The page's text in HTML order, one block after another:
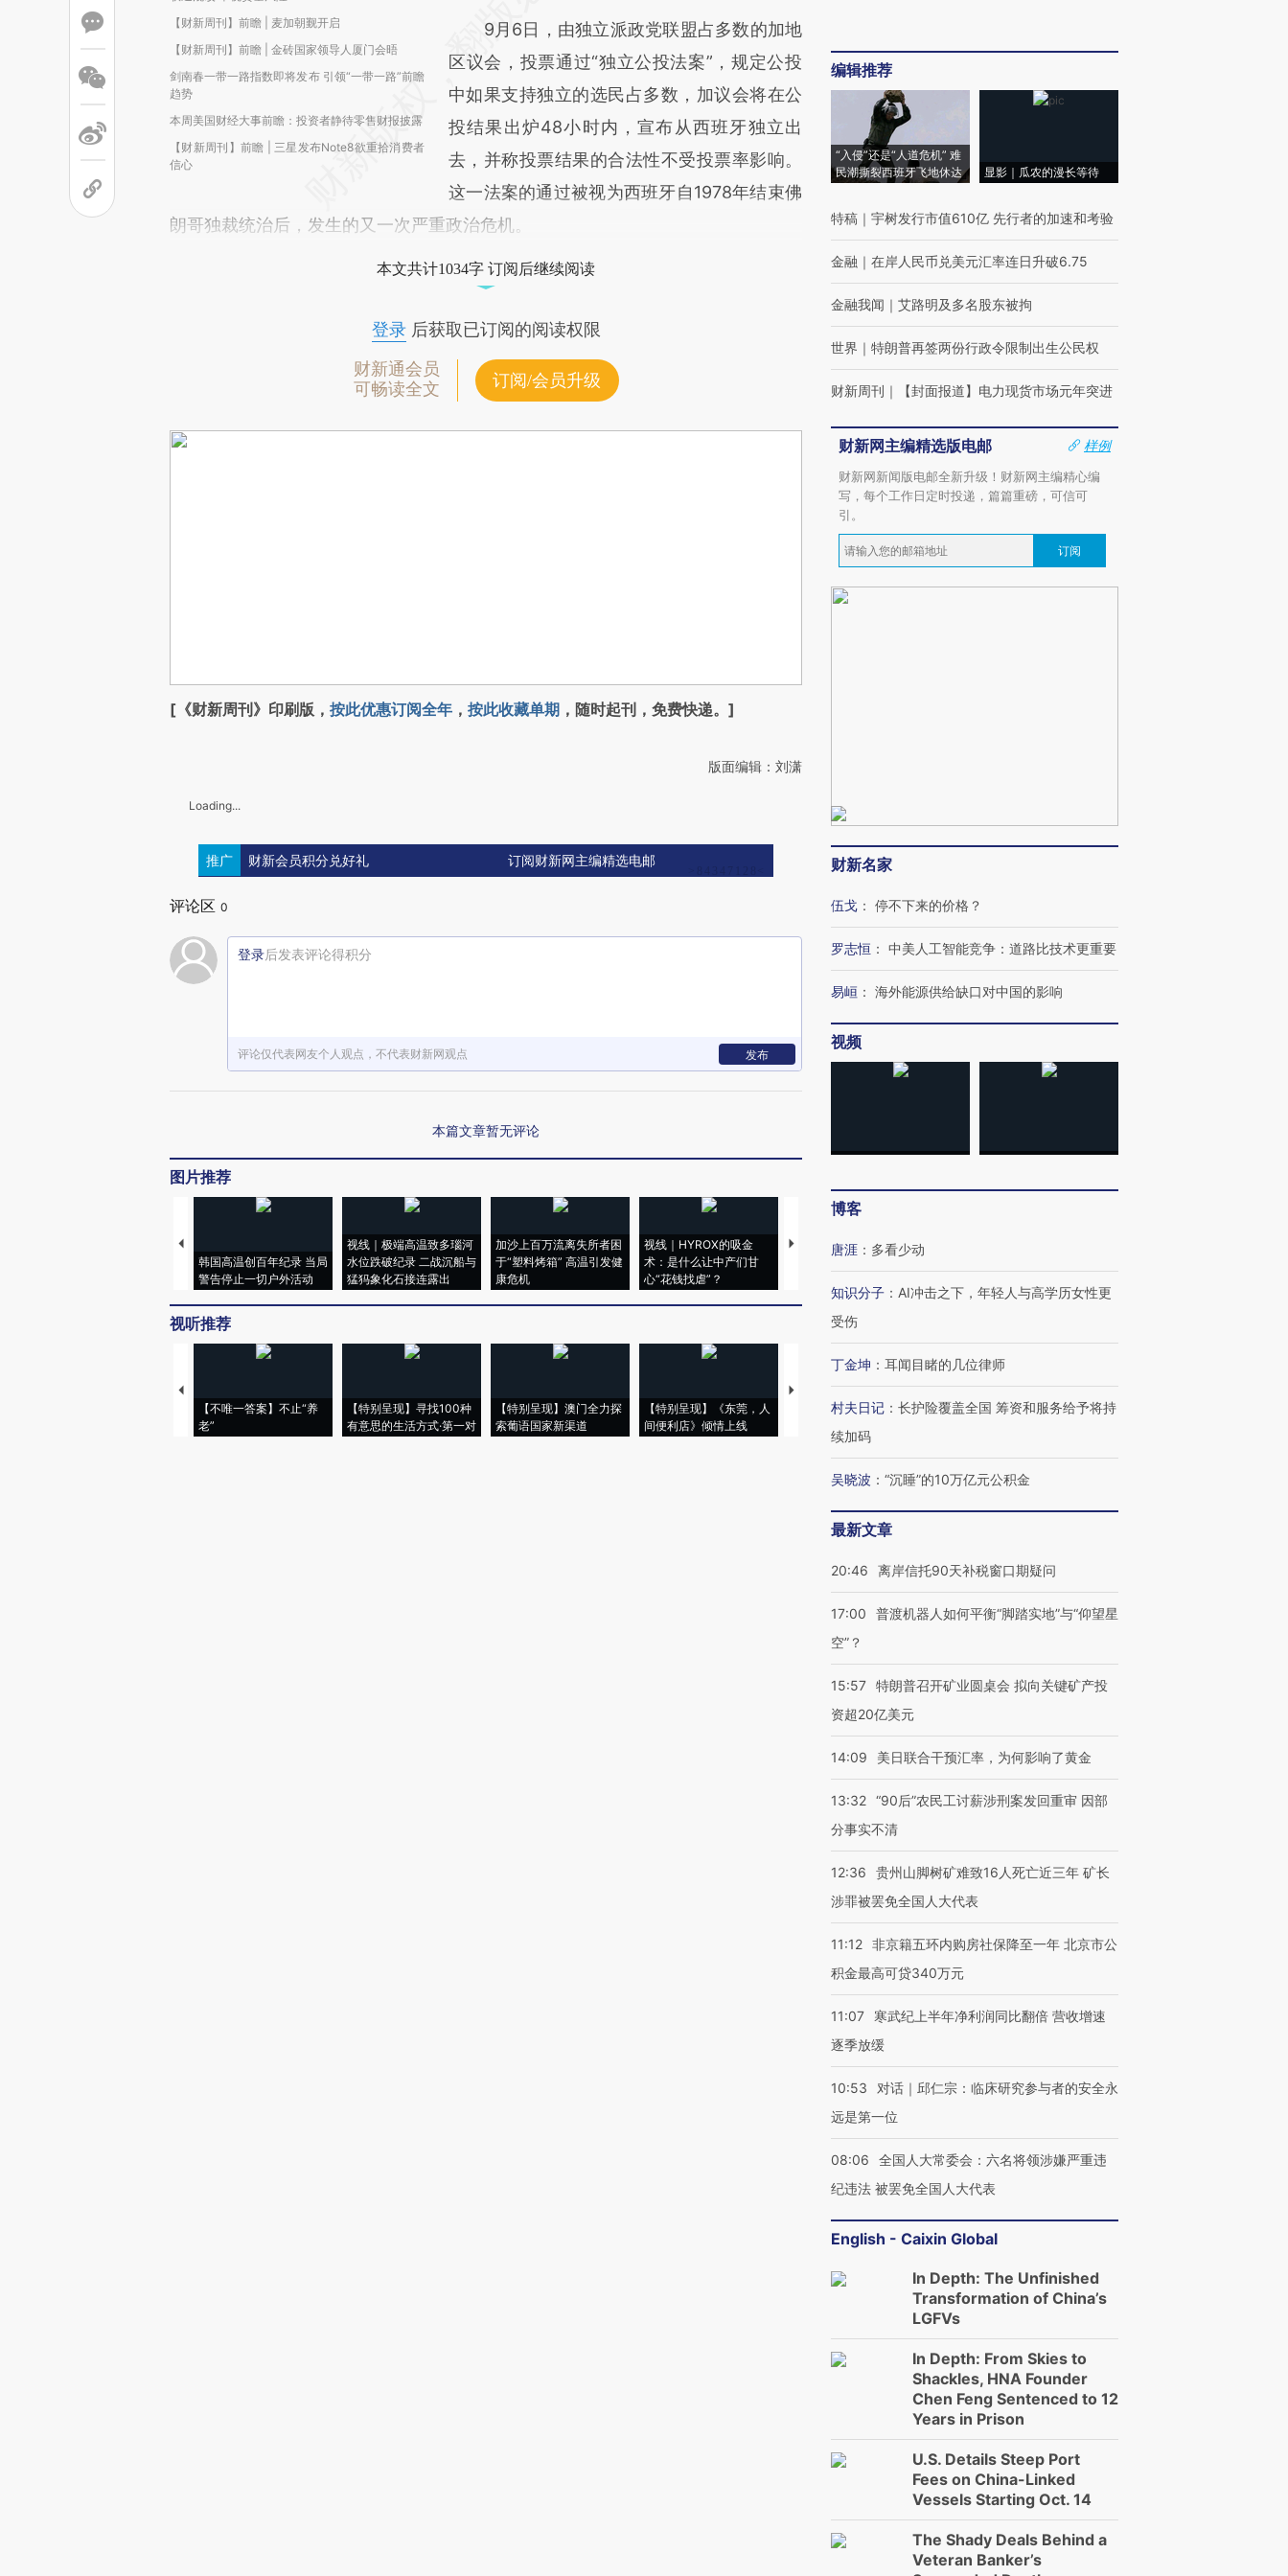
【财新周刊】前瞻 | 麦加朝觐开启
【财新周刊】前瞻 | 金砖国家领导人厦门会晤
剑南春一带一路指数即将发布 引领“一带一路”前瞻
趋势
本周美国财经大事前瞻：投资者静待零售财报披露
【财新周刊】前瞻 | 三星发布Note8欲重拾消费者
信心
9月6日，由独立派政党联盟占多数的加地
区议会，投票通过“独立公投法案”，规定公投
中如果支持独立的选民占多数，加议会将在公
投结果出炉48小时内，宣布从西班牙独立出
去，并称投票结果的合法性不受投票率影响。
这一法案的通过被视为西班牙自1978年结束佛
朗哥独裁统治后，发生的又一次严重政治危机。
本文共计1034字 订阅后继续阅读
登录后获取已订阅的阅读权限
财新通会员
可畅读全文
订阅/会员升级
[《财新周刊》印刷版， 按此优惠订阅全年 ， 按此收藏单期 ，随时起刊，免费快递。]
版面编辑：刘潇
Loading...
推广 财新会员积分兑好礼 订阅财新网主编精选电邮
评论区 0
登录后发表评论得积分
评论仅代表网友个人观点，不代表财新网观点 发布
本篇文章暂无评论
图片推荐
韩国高温创百年纪录 当局
警告停止一切户外活动
视线｜极端高温致多瑙河
水位跌破纪录 二战沉船与
猛犸象化石接连露出
加沙上百万流离失所者困
于“塑料烤箱” 高温引发健
康危机
视线｜HYROX的吸金
术：是什么让中产们甘
心“花钱找虐”？
马航飞行员跨国走私7万
粒摇头丸 尿检体内含3种
视听推荐
【不唯一答案】不止“养
老”
【特别呈现】寻找100种
有意思的生活方式·第一对
【特别呈现】澳门全力探
索葡语国家新渠道
【特别呈现】《东莞，人
间便利店》倾情上线
【推广】走进第四届链博
会，让数智科技“链”接产
【特别呈现】寻找100种
【商旅对话】华住集团
CFO：不靠规模取胜，华
编辑推荐
“入侵”还是“人道危机” 难
民潮撕裂西班牙飞地休达
显影｜瓜农的漫长等待
特稿 ｜ 宇树发行市值610亿 先行者的加速和考验
金融 ｜ 在岸人民币兑美元汇率连日升破6.75
金融我闻 ｜ 艾路明及多名股东被拘
世界 ｜ 特朗普再签两份行政令限制出生公民权
财新周刊 ｜ 【封面报道】电力现货市场元年突进
财新网主编精选版电邮
样例
财新网新闻版电邮全新升级！财新网主编精心编
写，每个工作日定时投递，篇篇重磅，可信可
引。
订阅
财新名家
伍戈 ： 停不下来的价格？
罗志恒 ： 中美人工智能竞争：道路比技术更重要
易峘 ： 海外能源供给缺口对中国的影响
视频
博客
唐涯 ： 多看少动
知识分子 ： AI冲击之下，年轻人与高学历女性更
受伤
丁金坤 ： 耳闻目睹的几位律师
村夫日记 ： 长护险覆盖全国 筹资和服务给予将持
续加码
吴晓波 ： “沉睡”的10万亿元公积金
最新文章
20:46 离岸信托90天补税窗口期疑问
17:00
普渡机器人如何平衡“脚踏实地”与“仰望星
空”？
15:57 特朗普召开矿业圆桌会 拟向关键矿产投
资超20亿美元
14:09 美日联合干预汇率，为何影响了黄金
13:32 “90后”农民工讨薪涉刑案发回重审 因部
分事实不清
12:36
贵州山脚树矿难致16人死亡近三年 矿长
涉罪被罢免全国人大代表
11:12 非京籍五环内购房社保降至一年 北京市公
积金最高可贷340万元
11:07
寒武纪上半年净利润同比翻倍 营收增速
逐季放缓
10:53
对话｜邱仁宗：临床研究参与者的安全永
远是第一位
08:06
全国人大常委会：六名将领涉嫌严重违
纪违法 被罢免全国人大代表
English - Caixin Global
In Depth: The Unfinished
Transformation of China’s
LGFVs
In Depth: From Skies to
Shackles, HNA Founder
Chen Feng Sentenced to 12
Years in Prison
U.S. Details Steep Port
Fees on China-Linked
Vessels Starting Oct. 14
The Shady Deals Behind a
Veteran Banker’s